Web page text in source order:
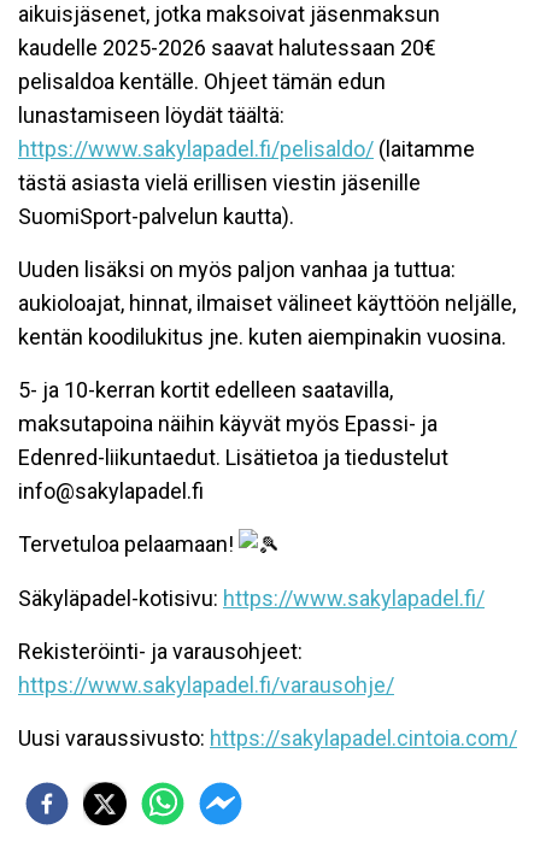
aikuisjäsenet, jotka maksoivat jäsenmaksun
kaudelle 2025-2026 saavat halutessaan 20€
pelisaldoa kentälle. Ohjeet tämän edun
lunastamiseen löydät täältä:
https://www.sakylapadel.fi/pelisaldo/ (laitamme
tästä asiasta vielä erillisen viestin jäsenille
SuomiSport-palvelun kautta).
Uuden lisäksi on myös paljon vanhaa ja tuttua:
aukioloajat, hinnat, ilmaiset välineet käyttöön neljälle,
kentän koodilukitus jne. kuten aiempinakin vuosina.
5- ja 10-kerran kortit edelleen saatavilla,
maksutapoina näihin käyvät myös Epassi- ja
Edenred-liikuntaedut. Lisätietoa ja tiedustelut
info@sakylapadel.fi
Tervetuloa pelaamaan!
Säkyläpadel-kotisivu: https://www.sakylapadel.fi/
Rekisteröinti- ja varausohjeet:
https://www.sakylapadel.fi/varausohje/
Uusi varaussivusto: https://sakylapadel.cintoia.com/